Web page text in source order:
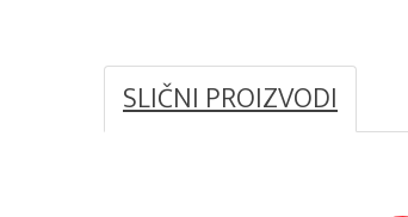
SLIČNI PROIZVODI